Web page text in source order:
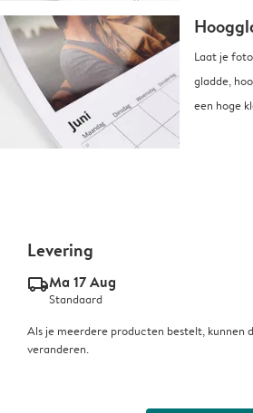
Laat je
gladde,
een hoge
Levering
delivery_standard_v2Ma 17 Aug
Standaard
Als je meerdere producten bestelt, kunnen
veranderen.